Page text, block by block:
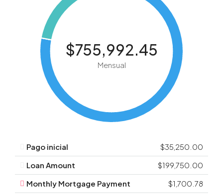
$755,992.45
Mensual
Pago inicial
$35,250.00
Loan Amount
$199,750.00
Monthly Mortgage Payment
$1,700.78